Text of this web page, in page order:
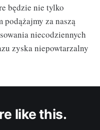
będzie nie tylko
za naszą
niecodziennych
zyska niepowtarzalny
like this.